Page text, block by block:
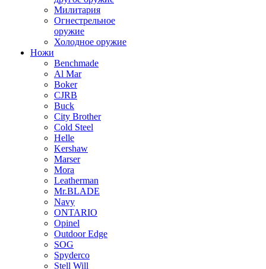
Милитария
Огнестрельное
оружие
Холодное оружие
Ножи
Benchmade
Al Mar
Boker
CJRB
Buck
City Brother
Cold Steel
Helle
Kershaw
Marser
Mora
Leatherman
Mr.BLADE
Navy
ONTARIO
Opinel
Outdoor Edge
SOG
Spyderco
Stell Will